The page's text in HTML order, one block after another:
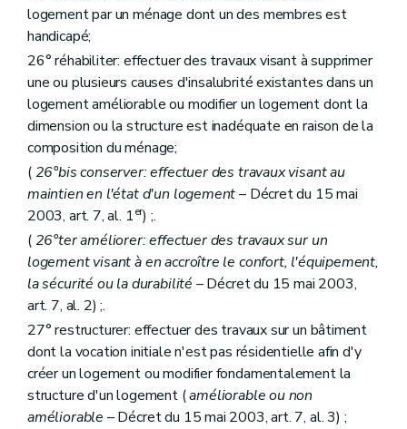
Art. 147
Sous-section 4
Art. 148bis
Art. 148ter
Art. 148
Art. 148quinquies
Art. 149
Art. 150
Art. 151
Art. 152
Art. 152bis
Art. 152
Art. 152quater
Art. 152quinquies
Sous-section 5 Des comités consultatifs des locataires et des propriétaires
Art. 153
Art. 155
Art. 156
Art. 157
Sous-section 6 Du directeur-gérant
Art. 158
Art. 158bis
Art. 158ter
logement par un ménage dont un des membres est
handicapé;
26° réhabiliter: effectuer des travaux visant à supprimer
une ou plusieurs causes d'insalubrité existantes dans un
logement améliorable ou modifier un logement dont la
dimension ou la structure est inadéquate en raison de la
composition du ménage;
( 26°bis conserver: effectuer des travaux visant au
maintien en l'état d'un logement– Décret du 15 mai
2003, art. 7, al. 1er) ;.
( 26°ter améliorer: effectuer des travaux sur un
logement visant à en accroître le confort, l'équipement,
la sécurité ou la durabilité – Décret du 15 mai 2003,
art. 7, al. 2) ;.
27° restructurer: effectuer des travaux sur un bâtiment
dont la vocation initiale n'est pas résidentielle afin d'y
créer un logement ou modifier fondamentalement la
structure d'un logement (améliorable ou non
améliorable – Décret du 15 mai 2003, art. 7, al. 3) ;